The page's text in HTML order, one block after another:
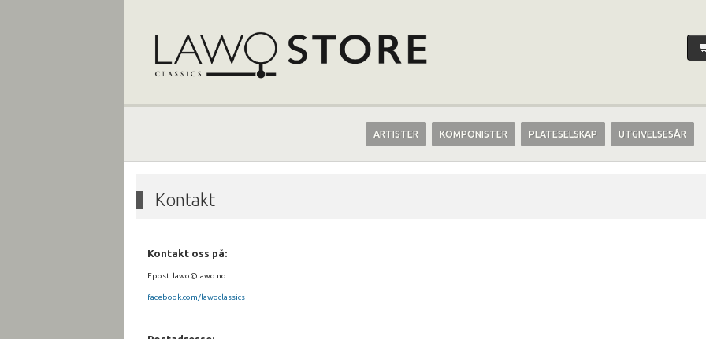
ARTISTER KOMPONISTER PLATESELSKAP UTGIVELSESÅR
Kontakt
Kontakt oss på:
Epost: lawo@lawo.no
facebook.com/lawoclassics